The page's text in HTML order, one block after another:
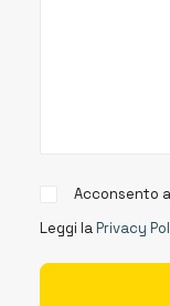
Acconsento
Leggi laPrivacy